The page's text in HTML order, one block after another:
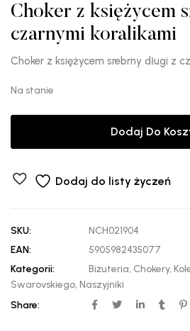
Choker z księżycem
czarnymi koralikami
Choker z księżycem srebrny długi z
Na stanie
Dodaj Do
Dodaj do listy życzeń
SKU:
NCH021904
EAN:
5905982435077
Kategorii:
Biżuteria, Chokery,
Swarovskiego, Naszyjniki
Share: